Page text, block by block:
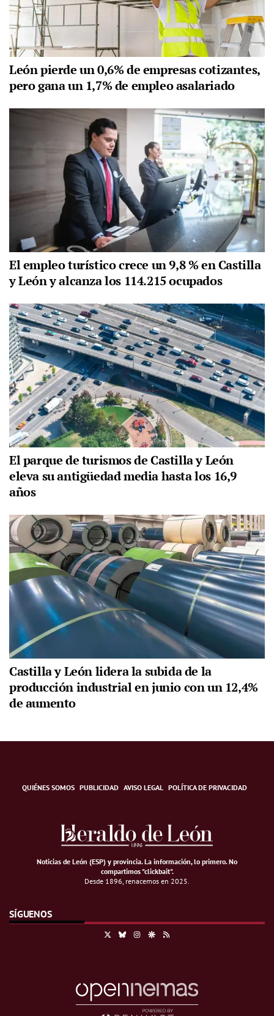
León pierde un 0,6% de empresas cotizantes,
pero gana un 1,7% de empleo asalariado
El empleo turístico crece un 9,8 % en Castilla
y León y alcanza los 114.215 ocupados
El parque de turismos de Castilla y León
eleva su antigüedad media hasta los 16,9
años
Castilla y León lidera la subida de la
producción industrial en junio con un 12,4%
de aumento
QUIÉNES SOMOS PUBLICIDAD AVISO LEGAL POLÍTICA DE PRIVACIDAD
Noticias de León (ESP) y provincia. La información, lo primero.No
compartimos "clickbait".
Desde 1896, renacemos en 2025.
SÍGUENOS
BlueskyInstagramGoogle Discover